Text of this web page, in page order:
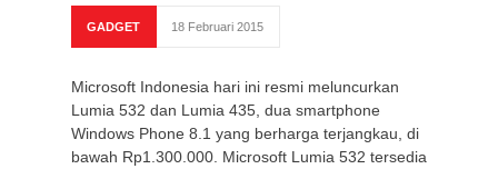
GADGET 18 Februari 2015
Microsoft Indonesia hari ini resmi meluncurkan
Lumia 532 dan Lumia 435, dua smartphone
Windows Phone 8.1 yang berharga terjangkau, di
bawah Rp1.300.000. Microsoft Lumia 532 tersedia